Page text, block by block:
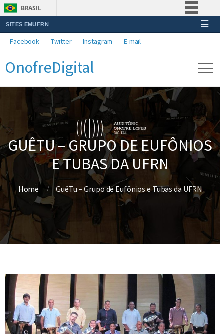
BRASIL
Simplifique!
Acesso à informação
Legislação
SITES EMUFRN ☰
Facebook Twitter Instagram E-mail
OnofreDigital
GUÊTU – GRUPO DE EUFÔNIOS
E TUBAS DA UFRN
Home GuêTu – Grupo de Eufônios e Tubas da UFRN